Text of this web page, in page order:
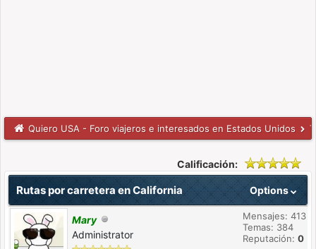
Quiero USA - Foro viajeros e interesados en Estados Unidos
Calificación:
Options
Rutas por carretera en California
Mary
Administrator
Mensajes: 413
Temas: 384
Reputación: 0